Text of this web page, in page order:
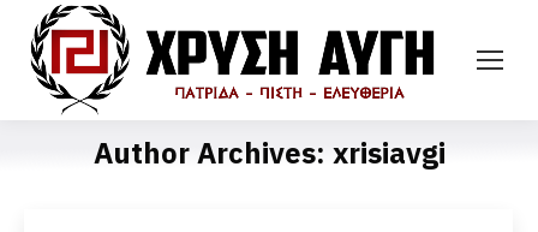
Author Archives: xrisiavgi